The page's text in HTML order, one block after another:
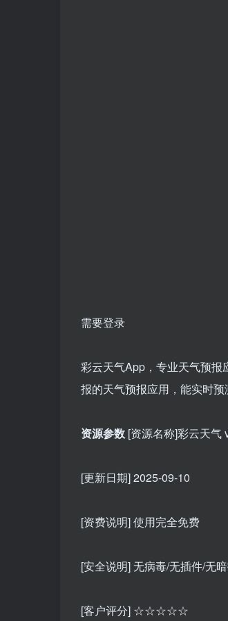
需要登录
彩云天气App，专业天气预
报的天气预报应用，能实时
资源参数 [资源名称]彩云天气
[更新日期] 2025-09-10
[资费说明] 使用完全免费
[安全说明] 无病毒/无插件/无
[客户评分] ☆☆☆☆☆